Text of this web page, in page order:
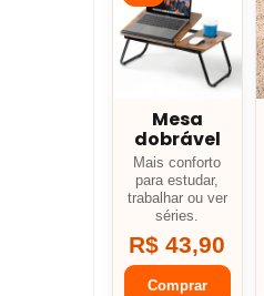
Mesa
dobrável
Mais conforto
para estudar,
trabalhar ou ver
séries.
R$ 43,90
Comprar